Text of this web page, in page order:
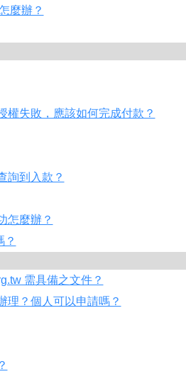
麼辦？
權失敗，應該如何完成付款？
詢到入款？
怎麼辦？
？
需具備之文件？
理？個人可以申請嗎？